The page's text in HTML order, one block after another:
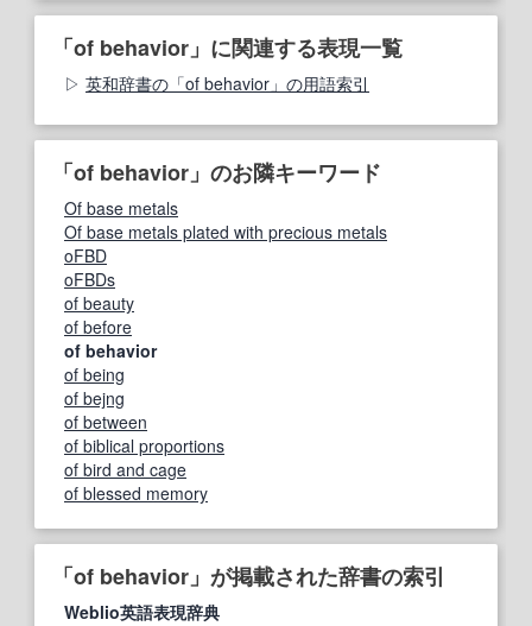
「of behavior」に関連する表現一覧
英和辞書の「of behavior」の用語索引
「of behavior」のお隣キーワード
Of base metals
Of base metals plated with precious metals
oFBD
oFBDs
of beauty
of before
of behavior
of being
of bejng
of between
of biblical proportions
of bird and cage
of blessed memory
「of behavior」が掲載された辞書の索引
Weblio英語表現辞典